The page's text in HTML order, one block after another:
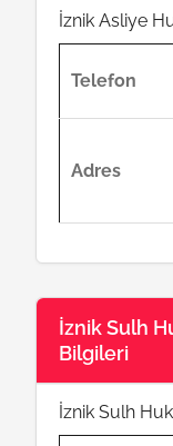
İznik Asliye
Telefon
Adres
İznik Sulh
Bilgileri
İznik Sulh